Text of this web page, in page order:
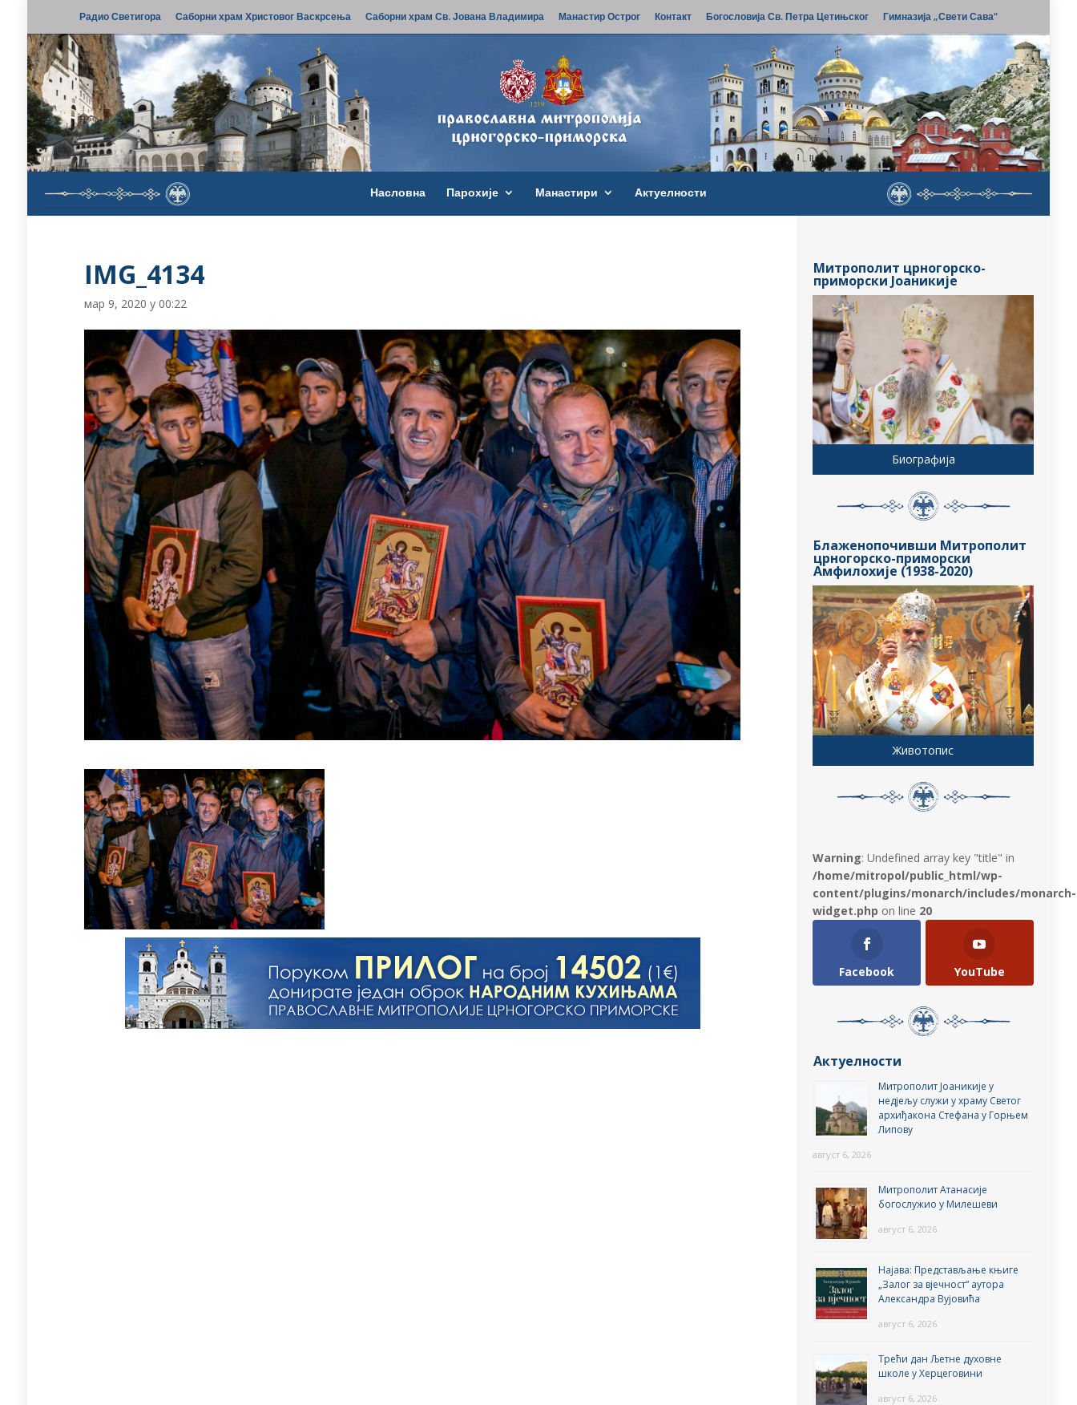
Радио Светигора Саборни храм Христовог Васкрсења Саборни храм Св. Јована Владимира Манастир Острог Контакт Богословија Св. Петра Цетињског Гимназија „Свети Сава“
Насловна Парохије Манастири Актуелности
IMG_4134
мар 9, 2020 у 00:22
Митрополит црногорско-
приморски Јоаникије
Биографија
Блаженопочивши Митрополит
црногорско-приморски
Амфилохије (1938-2020)
Животопис
Warning: Undefined array key "title" in
/home/mitropol/public_html/wp-
content/plugins/monarch/includes/monarch-
widget.php on line 20
Facebook YouTube
Актуелности
Митрополит Јоаникије у
недјељу служи у храму Светог
архиђакона Стефана у Горњем
Липову
август 6, 2026
Митрополит Атанасије
богослужио у Милешеви
август 6, 2026
Најава: Представљање књиге
„Залог за вјечност“ аутора
Александра Вујовића
август 6, 2026
Трећи дан Љетне духовне
школе у Херцеговини
август 6, 2026